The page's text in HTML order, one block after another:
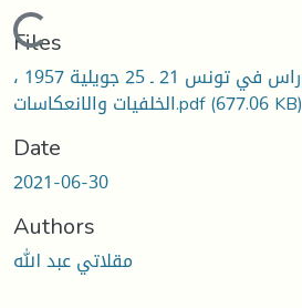
Loading...
Files
محاكمة قادة الأوراس في تونس 21 ـ 25 جويلية 1957 ،
الخلفيات والانعكاسات.pdf(677.06 KB)
Date
2021-06-30
Authors
مقلاتي عبد الله